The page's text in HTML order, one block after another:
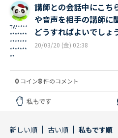
TA*****
*******
*******
*******
**
講師との会話中にこ
や音声を相手の講師に
どうすればよいでしょ
20/03/20 (金) 02:38
0 コイン8件のコメント
私もです
新しい順 古い順 私もです順